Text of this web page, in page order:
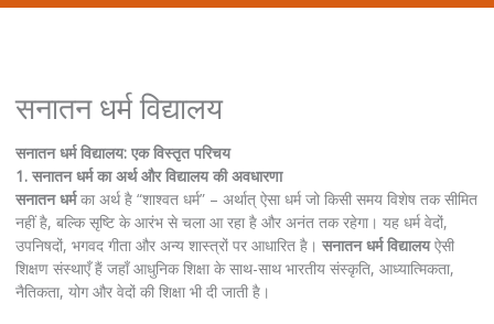
सनातन धर्म विद्यालय
सनातन धर्म विद्यालय: एक विस्तृत परिचय
1. सनातन धर्म का अर्थ और विद्यालय की अवधारणा
सनातन धर्मका अर्थ है “शाश्वत धर्म” – अर्थात् ऐसा धर्म जो किसी समय विशेष तक सीमित
नहीं है, बल्कि सृष्टि के आरंभ से चला आ रहा है और अनंत तक रहेगा। यह धर्म वेदों,
उपनिषदों, भगवद गीता और अन्य शास्त्रों पर आधारित है। सनातन धर्म विद्यालयऐसी
शिक्षण संस्थाएँ हैं जहाँ आधुनिक शिक्षा के साथ-साथ भारतीय संस्कृति, आध्यात्मिकता,
नैतिकता, योग और वेदों की शिक्षा भी दी जाती है।